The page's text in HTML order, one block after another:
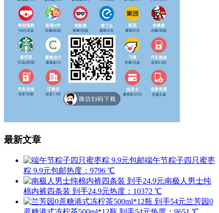
最新文章
端午节粽子四只蜜枣
粽 9.9元包邮热度：9796 ℃
南极人男士纯
棉内裤四条装 到手24.9元热度：10372 ℃
兰芳园0